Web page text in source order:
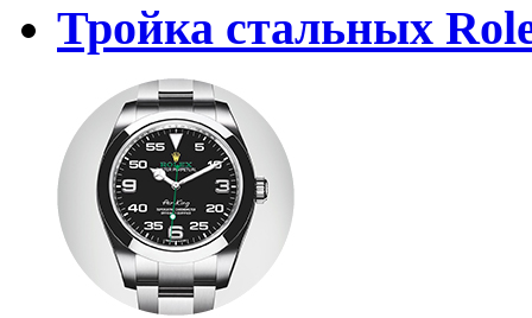
Тройка стальных